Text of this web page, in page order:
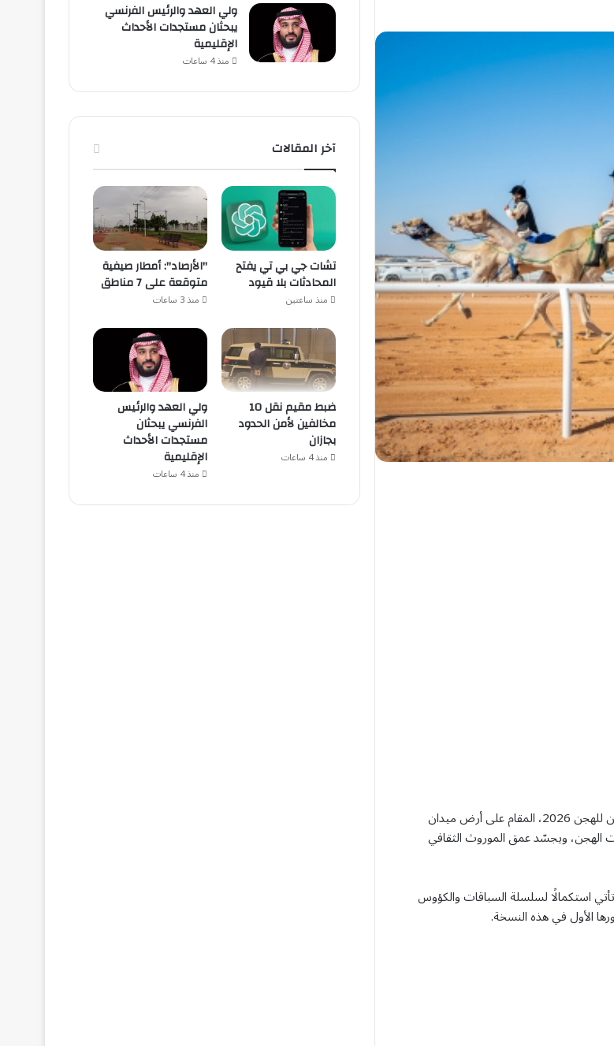
تنطلق غدًا منافسات الهجانات ضمن فعاليات مهرجان خادم الحرمين الشريفين للهجن 2026، المقام على أرض ميدان
الهجن، ويجسّد عمق الموروث الثقافي
استكمالًا لسلسلة السباقات والكؤوس
الأول في هذه النسخة.
ولي العهد والرئيس الفرنسي
يبحثان مستجدات الأحداث
الإقليمية
منذ 4 ساعات
آخر المقالات
تشات جي بي تي يفتح
المحادثات بلا قيود
منذ ساعتين
"الأرصاد": أمطار صيفية
متوقعة على 7 مناطق
منذ 3 ساعات
ضبط مقيم نقل 10
مخالفين لأمن الحدود
بجازان
منذ 4 ساعات
ولي العهد والرئيس
الفرنسي يبحثان
مستجدات الأحداث
الإقليمية
منذ 4 ساعات